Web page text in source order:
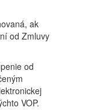
ak
od Zmluvy
od
VOP.